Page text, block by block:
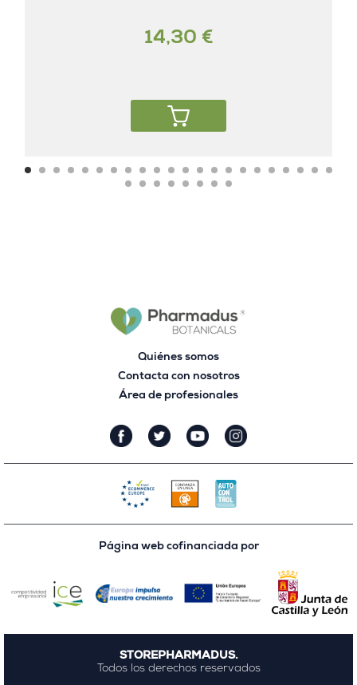
14,30 €
Quiénes somos
Contacta con nosotros
Área de profesionales
Página web cofinanciada por
STOREPHARMADUS.
Todos los derechos reservados